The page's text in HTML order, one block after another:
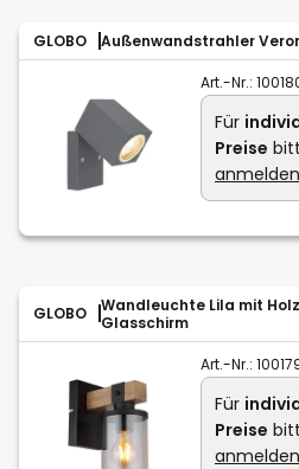
GLOBO Außenwandstrahler
Art.-Nr.:
Für
Preise
anmelden
GLOBO
Wandleuchte Lila mit
Glasschirm
Art.-Nr.:
Für
Preise
anmelden